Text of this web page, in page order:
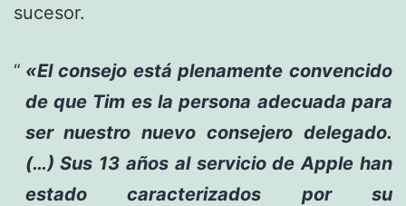
sucesor.
«El consejo está plenamente convencido
de que Tim es la persona adecuada para
ser nuestro nuevo consejero delegado.
(…) Sus 13 años al servicio de Apple han
estado caracterizados por su